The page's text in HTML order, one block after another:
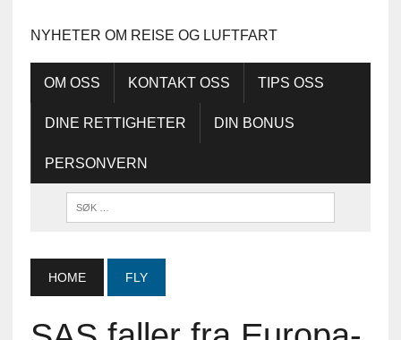
NYHETER OM REISE OG LUFTFART
OM OSS KONTAKT OSS TIPS OSS
DINE RETTIGHETER DIN BONUS
PERSONVERN
HOME FLY